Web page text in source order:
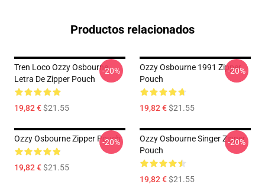
Productos relacionados
Tren Loco Ozzy Osbourne
Letra De Zipper Pouch
19,82 €$21.55
-20%
Ozzy Osbourne 1991 Zipper
Pouch
19,82 €$21.55
-20%
Ozzy Osbourne Zipper Pouch
19,82 €$21.55
-20%
Ozzy Osbourne Singer Zipper
Pouch
19,82 €$21.55
-20%